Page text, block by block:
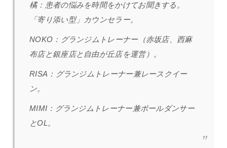
橘： 患者の悩みを時間をかけてお聞きする。
「寄り添い型」カウンセラー。
NOKO：グランジムトレーナー（赤坂店、西麻
布店と銀座店と自由が丘店を運営）。
RISA：グランジムトレーナー兼レースクイー
ン。
MIMI：グランジムトレーナー兼ポールダンサー
とOL。